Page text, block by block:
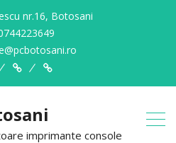
nr.16, Botosani
ServiciiContact
imprimante console